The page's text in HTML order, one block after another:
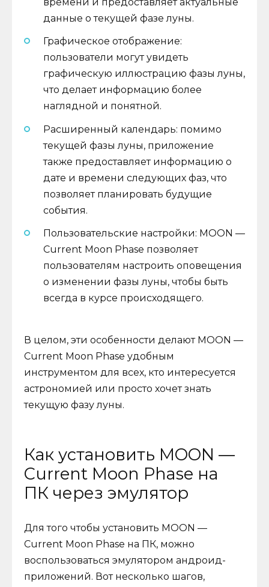
данные о текущей фазе луны.
Графическое отображение:
пользователи могут увидеть
графическую иллюстрацию фазы луны,
что делает информацию более
наглядной и понятной.
Расширенный календарь: помимо
текущей фазы луны, приложение
также предоставляет информацию о
дате и времени следующих фаз, что
позволяет планировать будущие
события.
Пользовательские настройки: MOON —
Current Moon Phase позволяет
пользователям настроить оповещения
о изменении фазы луны, чтобы быть
всегда в курсе происходящего.
В целом, эти особенности делают MOON —
Current Moon Phase удобным
инструментом для всех, кто интересуется
астрономией или просто хочет знать
текущую фазу луны.
Как установить MOON —
Current Moon Phase на
ПК через эмулятор
Для того чтобы установить MOON —
Current Moon Phase на ПК, можно
воспользоваться эмулятором андроид-
приложений. Вот несколько шагов,